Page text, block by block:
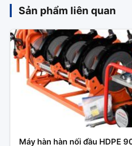
Sản phẩm liên quan
Máy hàn hàn nối đầu HDPE